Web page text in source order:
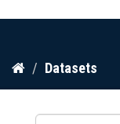
Skip
content
Datasets